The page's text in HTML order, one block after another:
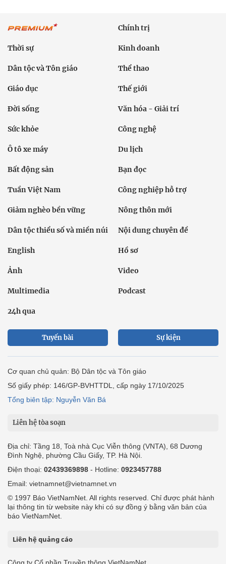
Chính trị
Thời sự Kinh doanh
Dân tộc và Tôn giáo Thể thao
Giáo dục Thế giới
Đời sống Văn hóa - Giải trí
Sức khỏe Công nghệ
Ô tô xe máy Du lịch
Bất động sản Bạn đọc
Tuần Việt Nam Công nghiệp hỗ trợ
Giảm nghèo bền vững Nông thôn mới
Dân tộc thiểu số và miền núi Nội dung chuyên đề
English Hồ sơ
Ảnh Video
Multimedia Podcast
24h qua
Tuyến bài Sự kiện
Cơ quan chủ quản: Bộ Dân tộc và Tôn giáo
Số giấy phép: 146/GP-BVHTTDL, cấp ngày 17/10/2025
Tổng biên tập: Nguyễn Văn Bá
Liên hệ tòa soạn
Địa chỉ: Tầng 18, Toà nhà Cục Viễn thông (VNTA), 68 Dương
Đình Nghệ, phường Cầu Giấy, TP. Hà Nội.
Điện thoại: 02439369898 - Hotline: 0923457788
Email: vietnamnet@vietnamnet.vn
© 1997 Báo VietNamNet. All rights reserved. Chỉ được phát hành
lại thông tin từ website này khi có sự đồng ý bằng văn bản của
báo VietNamNet.
Liên hệ quảng cáo